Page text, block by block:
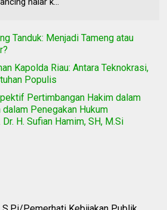
Tanduk: Menjadi Tameng atau
Kapolda Riau: Antara Teknokrasi,
Populis
Pertimbangan Hakim dalam
Penegakan Hukum
H. Sufian Hamim, SH, M.Si